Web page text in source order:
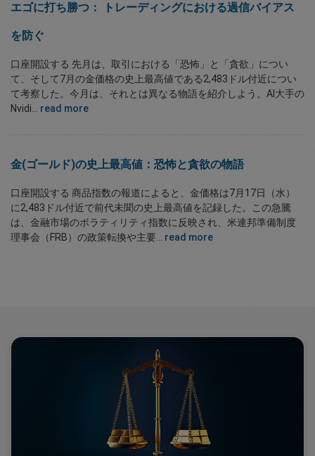
エゴに打ち勝つ： トレーディングにおける過信バイアス
を防ぐ
口座開設する 先月は、取引における「恐怖」と「貪欲」につい
て、そして7月の金価格の史上最高値である2,483ドル付近につい
て考察した。今月は、それとは異なる物語を紹介しよう。AI大手の
Nvidi... read more
金(ゴールド)の史上最高値：恐怖と貪欲の物語
口座開設する 商品指数の報道によると、金価格は7月17日（水）
に2,483ドル付近で前代未聞の史上最高値を記録した。この急騰
は、金融市場のボラティリティ指数に反映され、米連邦準備制度
理事会（FRB）の政策転換や主要... read more